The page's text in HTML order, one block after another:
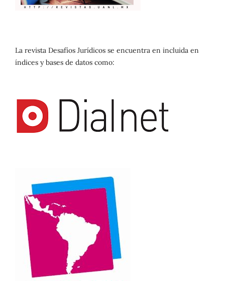
La revista Desafíos Jurídicos se encuentra en incluida en
índices y bases de datos como: